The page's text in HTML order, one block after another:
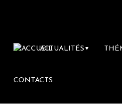
ACTUALITÉS ▼
CONTACTS